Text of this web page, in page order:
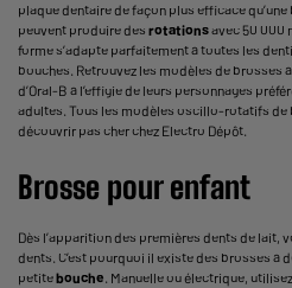
plaque dentaire de façon plus efficace
peuvent produire des rotationsavec 50 000
forme s’adapte parfaitement à toutes les
bouches. Retrouvez les modèles de
d’Oral-B à l’effigie de leurs personnages
adultes. Tous les modèles oscillo-rotatifs de
découvrir pas cher chez Electro Dépôt.
Brosse pour enfant
Dès l’apparition des premières dents de lait,
dents. C’est pourquoi il existe des brosses à
petitebouche. Manuelle ou électrique,